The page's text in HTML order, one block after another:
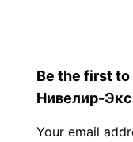
Be the first
Нивелир-
Your email